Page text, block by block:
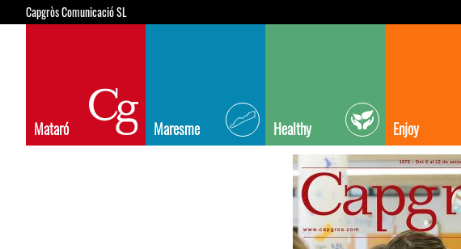
Capgròs Comunicació SL
Mataró Maresme Healthy Enjoy